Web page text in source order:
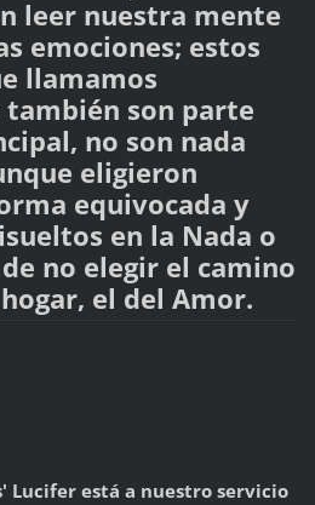
leer nuestra mente
emociones; estos
llamamos
son parte
no son nada
eligieron
equivocada y
en la Nada o
no elegir el camino
el del Amor.
Lucifer está a nuestro servicio